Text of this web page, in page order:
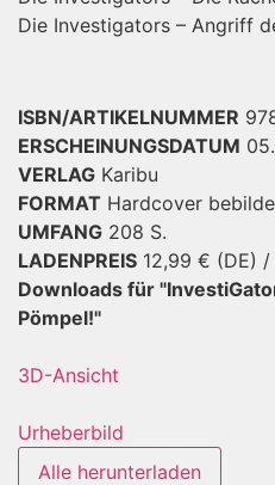
Die Investigators – Angriff
ISBN/ARTIKELNUMMER
ERSCHEINUNGSDATUM
VERLAG Karibu
FORMAT Hardcover
UMFANG 208 S.
LADENPREIS 12,99 € (DE)
Downloads für
Pömpel!"
3D-Ansicht
Urheberbild
Alle herunterladen